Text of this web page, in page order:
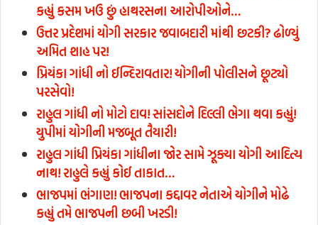
કહ્યું કસમ ખઉ છું હાથરસના આરોપીઓને…
ઉત્તર પ્રદેશમાં યોગી સરકાર જવાબદારી માંથી છટકી? ઢોળ્યું
અમિત શાહ પર!
પ્રિયંકા ગાંધી નો ઈન્દિરાવતાર! યોગીની પોલીસને છૂટ્યો
પરસેવો!
રાહુલ ગાંધી નો મોટો દાવ! સાંસદોને દિલ્લી ભેગા થવા કહ્યું!
યુપીમાં યોગીની મજબૂત તૈયારી!
રાહુલ ગાંધી પ્રિયંકા ગાંધીના જોર સામે ઝૂક્યા યોગી આદિત્ય
નાથ! રાહુલે કહ્યું કોઈ તાકાત…
ભાજપમાં ભંગાણ! ભાજપના કદ્દાવર નેતાએ યોગીને મોઢે
કહ્યું તમે ભાજપની છબી ખરડી!